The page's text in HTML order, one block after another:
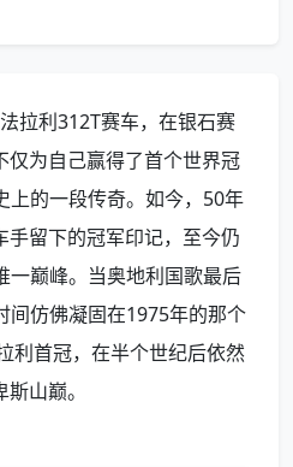
拉利312T赛车，在银石赛
仅为自己赢得了首个世界冠
上的一段传奇。如今，50年
手留下的冠军印记，至今仍
一巅峰。当奥地利国歌最后
间仿佛凝固在1975年的那个
首冠，在半个世纪后依然
山巅。